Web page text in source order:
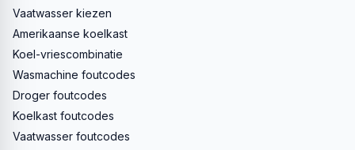
Vaatwasser kiezen
Amerikaanse koelkast
Koel-vriescombinatie
Wasmachine foutcodes
Droger foutcodes
Koelkast foutcodes
Vaatwasser foutcodes